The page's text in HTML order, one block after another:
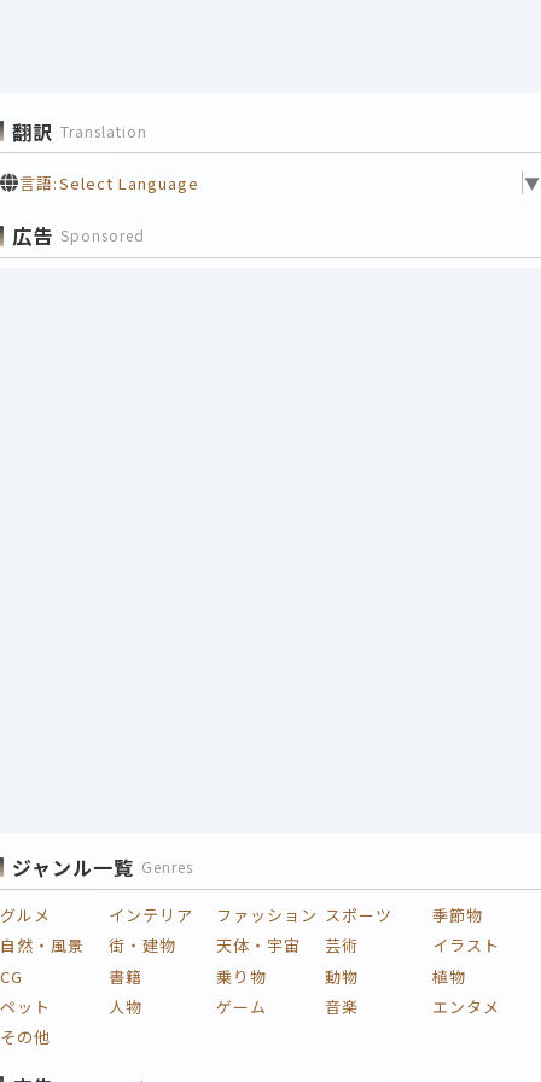
翻訳 Translation
言語:Select Language ▼
広告 Sponsored
ジャンル一覧 Genres
グルメ インテリア ファッション スポーツ
季節物
自然・風景
街・建物 天体・宇宙 芸術
イラスト
CG
書籍 乗り物 動物
植物
ペット
人物 ゲーム 音楽
エンタメ
その他